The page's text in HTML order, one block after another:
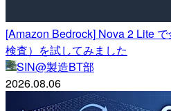
[Amazon Bedrock] Nova 2 Lite
検査）を試してみました
SIN@製造BT部
2026.08.06